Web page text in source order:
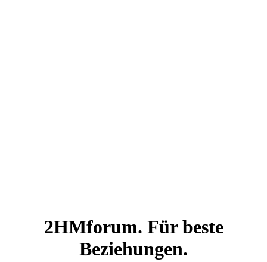
2HMforum. Für beste
Beziehungen.